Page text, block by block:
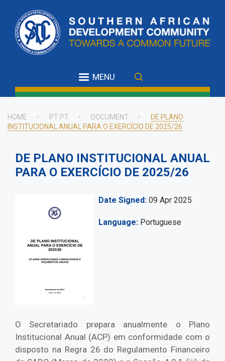
main
content
MENU
Breadcrumb
HOME PT PT DOCUMENT
DE PLANO
INSTITUCIONAL ANUAL PARA O EXERCÍCIO DE 2025/26
DE PLANO INSTITUCIONAL ANUAL
PARA O EXERCÍCIO DE 2025/26
Date Signed 09 Apr 2025
Language Portuguese
O Secretariado prepara anualmente o Plano
Institucional Anual (ACP) em conformidade com o
disposto na Regra 26 do Regulamento Financeiro